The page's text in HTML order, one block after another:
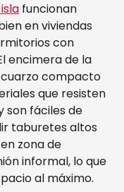
funcionan
en viviendas
con
encimera de la
cuarzo compacto
que resisten
son fáciles de
taburetes altos
zona de
informal, lo que
al máximo.